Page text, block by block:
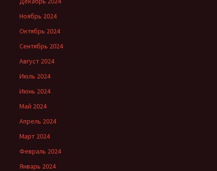
Ноябрь 2024
Октябрь 2024
Сентябрь 2024
Август 2024
Июль 2024
Июнь 2024
Май 2024
Апрель 2024
Март 2024
Февраль 2024
Январь 2024